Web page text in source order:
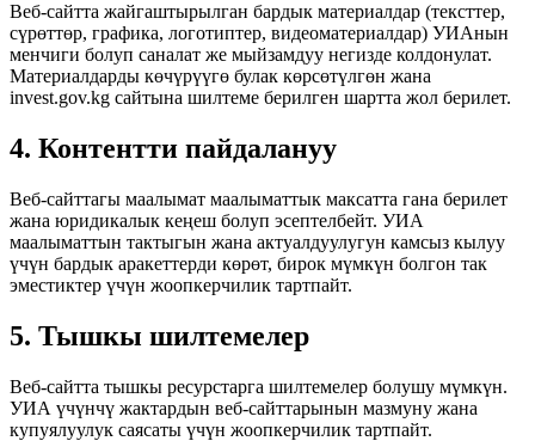
Веб-сайтта жайгаштырылган бардык материалдар (тексттер,
сүрөттөр, графика, логотиптер, видеоматериалдар) УИАнын
менчиги болуп саналат же мыйзамдуу негизде колдонулат.
Материалдарды көчүрүүгө булак көрсөтүлгөн жана
invest.gov.kg сайтына шилтеме берилген шартта жол берилет.
4. Контентти пайдалануу
Веб-сайттагы маалымат маалыматтык максатта гана берилет
жана юридикалык кеңеш болуп эсептелбейт. УИА
маалыматтын тактыгын жана актуалдуулугун камсыз кылуу
үчүн бардык аракеттерди көрөт, бирок мүмкүн болгон так
эместиктер үчүн жоопкерчилик тартпайт.
5. Тышкы шилтемелер
Веб-сайтта тышкы ресурстарга шилтемелер болушу мүмкүн.
УИА үчүнчү жактардын веб-сайттарынын мазмуну жана
купуялуулук саясаты үчүн жоопкерчилик тартпайт.